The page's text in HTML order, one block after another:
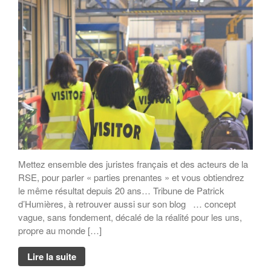
Mettez ensemble des juristes français et des acteurs de la
RSE, pour parler « parties prenantes » et vous obtiendrez
le même résultat depuis 20 ans… Tribune de Patrick
d’Humières, à retrouver aussi sur son blog … concept
vague, sans fondement, décalé de la réalité pour les uns,
propre au monde […]
Lire la suite